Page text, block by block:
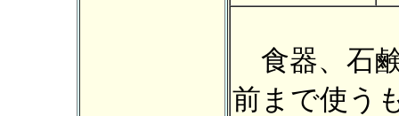
食器、石
前まで使う